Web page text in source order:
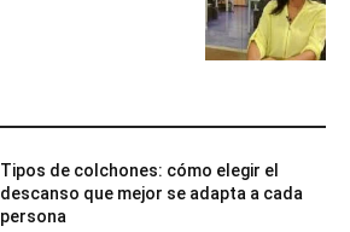
Tipos de colchones: cómo elegir el
descanso que mejor se adapta a cada
persona